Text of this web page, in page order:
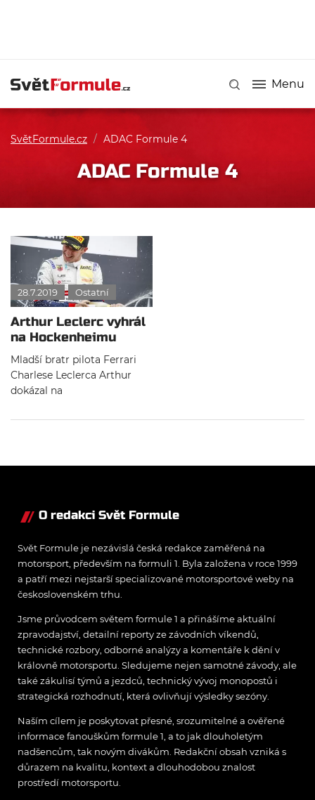
Menu
SvětFormule.cz / ADAC Formule 4
ADAC Formule 4
28.7.2019 Ostatní
Arthur Leclerc vyhrál
na Hockenheimu
závod ADAC F4
Mladší bratr pilota Ferrari
Charlese Leclerca Arthur
dokázal na
druhém víkendovém závodě
O redakci Svět Formule
Svět Formule je nezávislá česká redakce zaměřená na
motorsport, především na formuli 1. Byla založena v roce 1999
a patří mezi nejstarší specializované motorsportové weby na
československém trhu.
Jsme průvodcem světem formule 1 a přinášíme aktuální
zpravodajství, detailní reporty ze závodních víkendů,
technické rozbory, odborné analýzy a komentáře k dění v
královně motorsportu. Sledujeme nejen samotné závody, ale
také zákulisí týmů a jezdců, technický vývoj monopostů i
strategická rozhodnutí, která ovlivňují výsledky sezóny.
Naším cílem je poskytovat přesné, srozumitelné a ověřené
informace fanouškům formule 1, a to jak dlouholetým
nadšencům, tak novým divákům. Redakční obsah vzniká s
důrazem na kvalitu, kontext a dlouhodobou znalost
prostředí motorsportu.